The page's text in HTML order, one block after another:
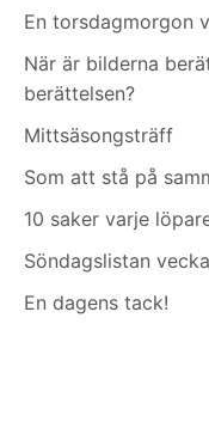
En torsdagmorgon
När är bilderna
berättelsen?
Mittsäsongsträff
Som att stå på
10 saker varje
Söndagslistan
En dagens tack!